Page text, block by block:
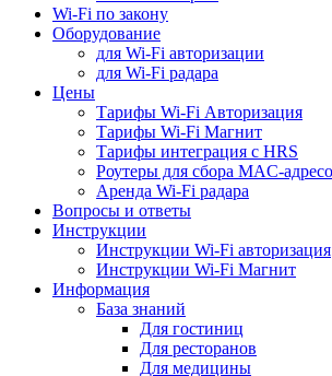
Wi-Fi по закону
Оборудование
для Wi-Fi авторизации
для Wi-Fi радара
Цены
Тарифы Wi-Fi Авторизация
Тарифы Wi-Fi Магнит
Тарифы интеграция с HRS
Роутеры для сбора MAC-
Аренда Wi-Fi радара
Вопросы и ответы
Инструкции
Инструкции Wi-Fi авторизация
Инструкции Wi-Fi Магнит
Информация
База знаний
Для гостиниц
Для ресторанов
Для медицины